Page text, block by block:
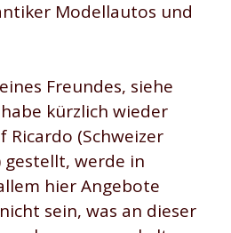
Modellautos und
Freundes, siehe
kürzlich wieder
Ricardo (Schweizer
werde in
hier Angebote
sein, was an dieser